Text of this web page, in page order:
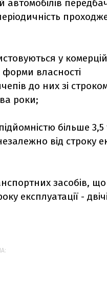
автомобілів
у
власності
до них зі
роки;
більше
від строку
засобів,
експлуатації -